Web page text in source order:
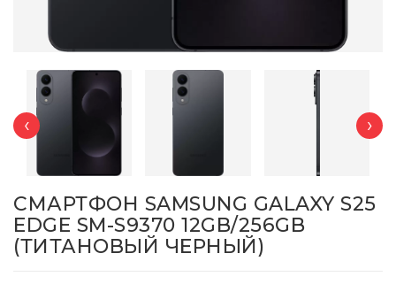
‹ ›
СМАРТФОН SAMSUNG GALAXY S25
EDGE SM-S9370 12GB/256GB
(ТИТАНОВЫЙ ЧЕРНЫЙ)